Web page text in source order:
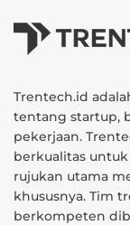
Trentech.id
tentang startup,
pekerjaan.
berkualitas
rujukan utama
khususnya. Tim
berkompeten